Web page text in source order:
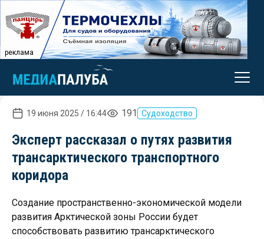
реклама
19 июня 2025 / 16:44 191 Судоходство
Эксперт рассказал о путях развития
трансарктического транспортного
коридора
Создание пространственно-экономической модели
развития Арктической зоны России будет
способствовать развитию трансарктического